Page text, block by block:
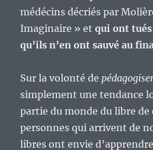
médécins décriés par
Imaginaire » etqui ont
qu’ils n’en ont sauvé au
Sur la volonté de
simplement une tendance
partie du monde du libre de
personnes qui arrivent de
libres ont envie